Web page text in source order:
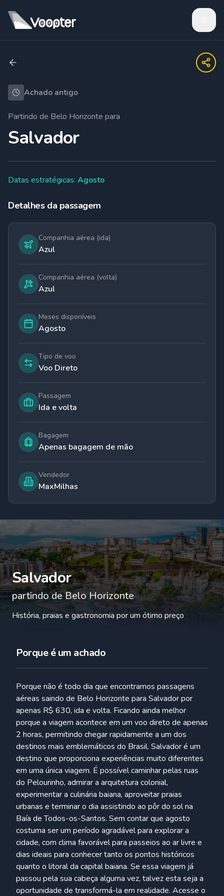
Achado antigo
Partindo de Belo Horizonte para
Salvador
Datas estratégicas: Agosto
Detalhes da passagem
Companhia aérea (ida)
Azul
Companhia aérea (volta)
Azul
Meses disponíveis
Agosto
Tipo de voo
Voo Direto
Passagem
Ida e volta
Bagagem
Apenas bagagem de mão
Vendedor
MaxMilhas
Salvador
partindo deBelo Horizonte
História, praias e gastronomia por um ótimo preço
Porque é um achado
Porque não é todo dia que encontramos passagens
aéreas saindo de Belo Horizonte para Salvador por
apenas R$ 630, ida e volta. Ficando ainda melhor
porque a viagem acontece em um voo direto de apenas
2 horas, permitindo chegar rapidamente a um dos
destinos mais emblemáticos do Brasil. Salvador é um
destino que proporciona experiências muito diferentes
em uma única viagem. É possível caminhar pelas ruas
do Pelourinho, admirar a arquitetura colonial,
experimentar a culinária baiana, aproveitar praias
urbanas e terminar o dia assistindo ao pôr do sol na
Baía de Todos-os-Santos. Sem contar que agosto
costuma ser um período agradável para explorar a
cidade, com clima favorável para passeios ao ar livre e
dias ideais para conhecer tanto os pontos históricos
quanto o litoral da capital baiana. Se essa viagem já
passou pela sua cabeça alguma vez, talvez esta seja a
oportunidade de transformá-la em realidade. Acesse o